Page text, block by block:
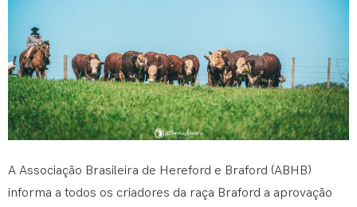
A Associação Brasileira de Hereford e Braford (ABHB)
informa a todos os criadores da raça Braford a aprovação